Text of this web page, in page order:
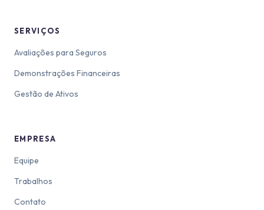
SERVIÇOS
Avaliações para Seguros
Demonstrações Financeiras
Gestão de Ativos
EMPRESA
Equipe
Trabalhos
Contato